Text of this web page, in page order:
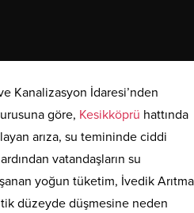
Kanalizasyon İdaresi’nden
göre, Kesikköprü hattında
arıza, su temininde ciddi
vatandaşların su
yoğun tüketim, İvedik Arıtma
düzeyde düşmesine neden